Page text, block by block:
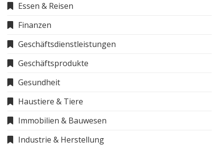
Essen & Reisen
Finanzen
Geschäftsdienstleistungen
Geschäftsprodukte
Gesundheit
Haustiere & Tiere
Immobilien & Bauwesen
Industrie & Herstellung